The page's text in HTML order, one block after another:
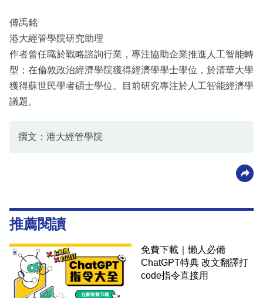
傅禹銘
港大經管學院研究助理
作者曾任職於戰略諮詢行業，專注協助企業推進人工智能轉
型；在倫敦政治經濟學院獲得經濟學學士學位，於清華大學
獲得蘇世民學者碩士學位。目前研究專注於人工智能經濟學
議題。
撰文：港大經管學院
推薦閱讀
免費下載｜懶人必備
ChatGPT特典 改文翻譯打
code指令直接用